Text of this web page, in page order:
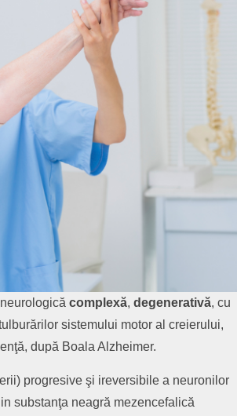
complexă, degenerativă, cu
sistemului motor al creierului,
după Boala Alzheimer.
progresive şi ireversibile a neuronilor
substanţa neagră mezencefalică